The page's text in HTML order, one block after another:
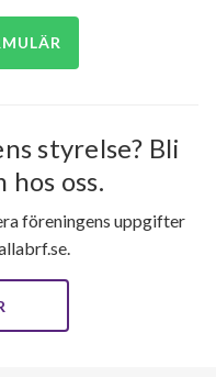
styrelse? Bli
oss.
föreningens uppgifter